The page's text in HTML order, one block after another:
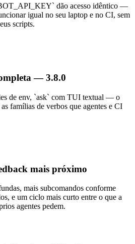
dão acesso idêntico —
igual no seu laptop e no CI, sem
scripts.
— 3.8.0
de env, `ask` com TUI textual — o
famílias de verbos que agentes e CI
mais próximo
mais subcomandos conforme
e um ciclo mais curto entre o que a
agentes pedem.